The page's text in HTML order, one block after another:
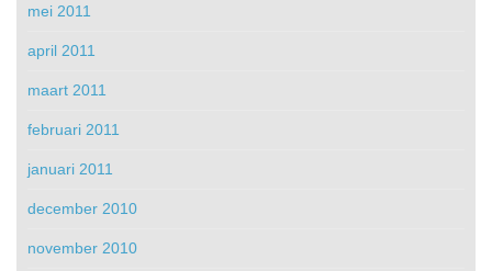
mei 2011
april 2011
maart 2011
februari 2011
januari 2011
december 2010
november 2010